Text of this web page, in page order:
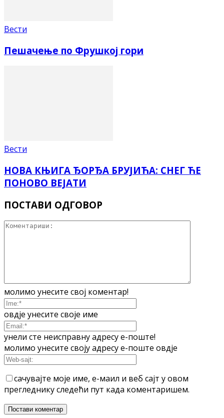
Вести
Пешачење по Фрушкој гори
Вести
НОВА КЊИГА ЂОРЂА БРУЈИЋА: СНЕГ ЋЕ
ПОНОВО ВЕЈАТИ
ПОСТАВИ ОДГОВОР
молимо унесите свој коментар!
овдје унесите своје име
унели сте неисправну адресу е-поште!
молимо унесите своју адресу е-поште овдје
сачувајте моје име, е-маил и веб сајт у овом
прегледнику следећи пут када коментаришем.